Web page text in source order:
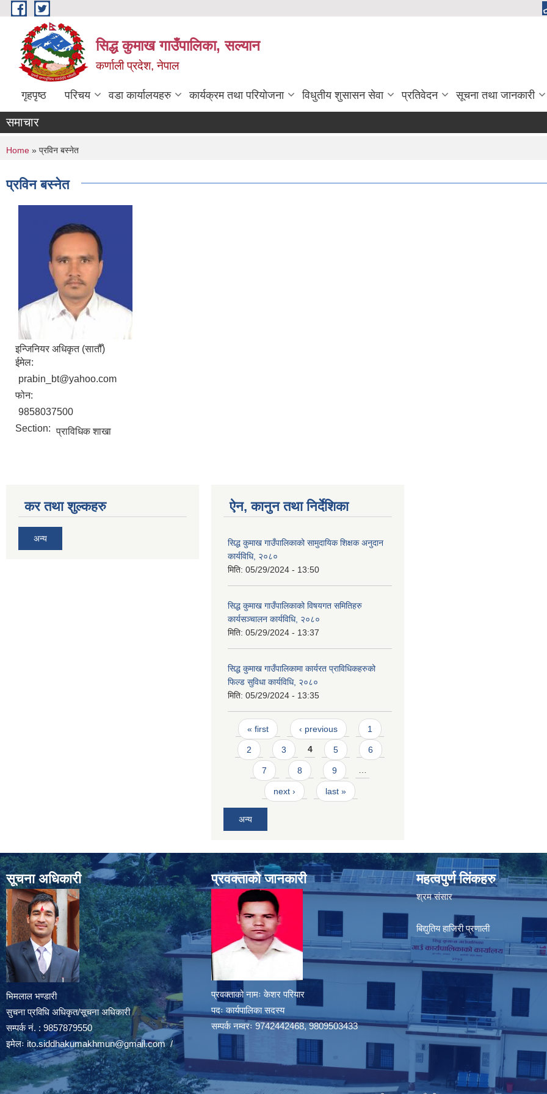
Skip to main content
सिद्ध कुमाख गाउँपालिका, सल्यान
कर्णाली प्रदेश, नेपाल
गृहपृष्ठ परिचय वडा कार्यालयहरु कार्यक्रम तथा परियोजना विधुतीय शुसासन सेवा प्रतिवेदन सूचना तथा जानकारी
समाचार
You are here
Home » प्रविन बस्नेत
प्रविन बस्नेत
इन्जिनियर अधिकृत (सातौँ)
ईमेल:
prabin_bt@yahoo.com
फोन:
9858037500
Section: प्राविधिक शाखा
कर तथा शुल्कहरु
अन्य
ऐन, कानुन तथा निर्देशिका
सिद्ध कुमाख गाउँपालिकाको सामुदायिक शिक्षक अनुदान
कार्यविधि, २०८०
मिति: 05/29/2024 - 13:50
सिद्ध कुमाख गाउँपालिकाको विषयगत समितिहरु
कार्यसञ्चालन कार्यविधि, २०८०
मिति: 05/29/2024 - 13:37
सिद्ध कुमाख गाउँपालिकामा कार्यरत प्राविधिकहरुको
फिल्ड सुविधा कार्यविधि, २०८०
मिति: 05/29/2024 - 13:35
Pages
« first ‹ previous 1
2 3 4 5 6
7 8 9 …
next › last »
अन्य
सूचना अधिकारी
भिमलाल भण्डारी
सुचना प्रविधि अधिकृत/सूचना अधिकारी
सम्पर्क नं. : 9857879550
इमेलः ito.siddhakumakhmun@gmail.com/
प्रवक्ताको जानकारी
प्रवक्ताको नामः केशर परियार
पदः कार्यपालिका सदस्य
सम्पर्क नम्वरः 9742442468, 9809503433
महत्वपुर्ण लिंकहरु
श्रम संसार
बिद्युतिय हाजिरी प्रणाली